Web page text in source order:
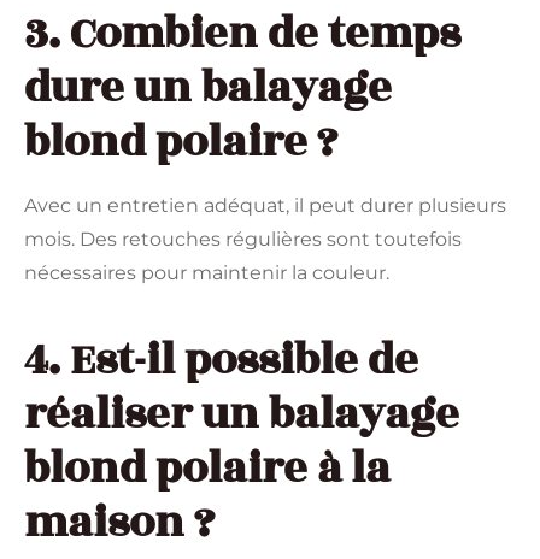
3. Combien de temps
dure un balayage
blond polaire ?
Avec un entretien adéquat, il peut durer plusieurs
mois. Des retouches régulières sont toutefois
nécessaires pour maintenir la couleur.
4. Est-il possible de
réaliser un balayage
blond polaire à la
maison ?